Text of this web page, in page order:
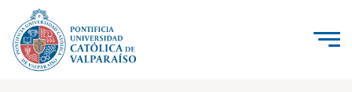
Click acá para ir directamente al contenido